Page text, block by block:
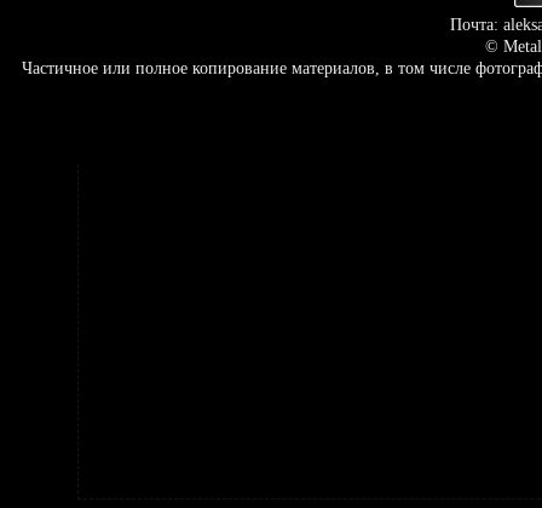
Почта:
©
Частичное или полное копирование материалов, в том числе